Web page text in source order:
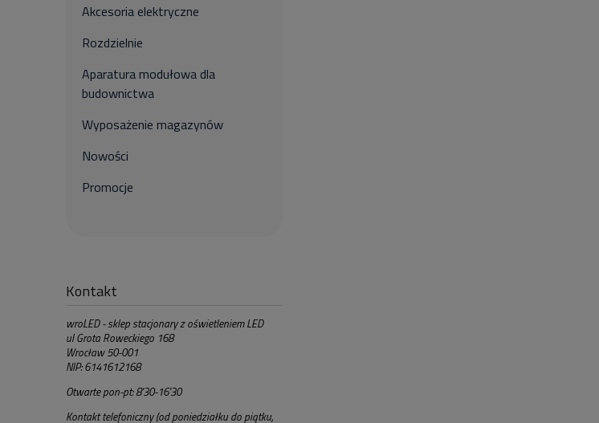
Akcesoria elektryczne
Rozdzielnie
Aparatura modułowa dla
budownictwa
Wyposażenie magazynów
Nowości
Promocje
Kontakt
wroLED - sklep stacjonary z oświetleniem LED
ul Grota Roweckiego 168
Wrocław 50-001
NIP: 6141612168
Otwarte pon-pt: 8'30-16'30
Kontakt telefoniczny (od poniedziałku do piątku,